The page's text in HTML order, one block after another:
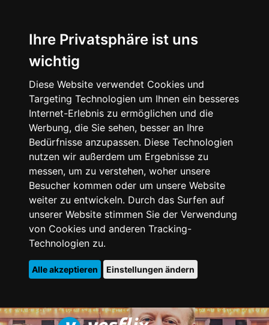
Ihre Privatsphäre ist uns
wichtig
Diese Website verwendet Cookies und
Targeting Technologien um Ihnen ein besseres
Internet-Erlebnis zu ermöglichen und die
Werbung, die Sie sehen, besser an Ihre
Bedürfnisse anzupassen. Diese Technologien
nutzen wir außerdem um Ergebnisse zu
messen, um zu verstehen, woher unsere
Besucher kommen oder um unsere Website
weiter zu entwickeln. Durch das Surfen auf
unserer Website stimmen Sie der Verwendung
von Cookies und anderen Tracking-
Technologien zu.
Alle akzeptieren Einstellungen ändern